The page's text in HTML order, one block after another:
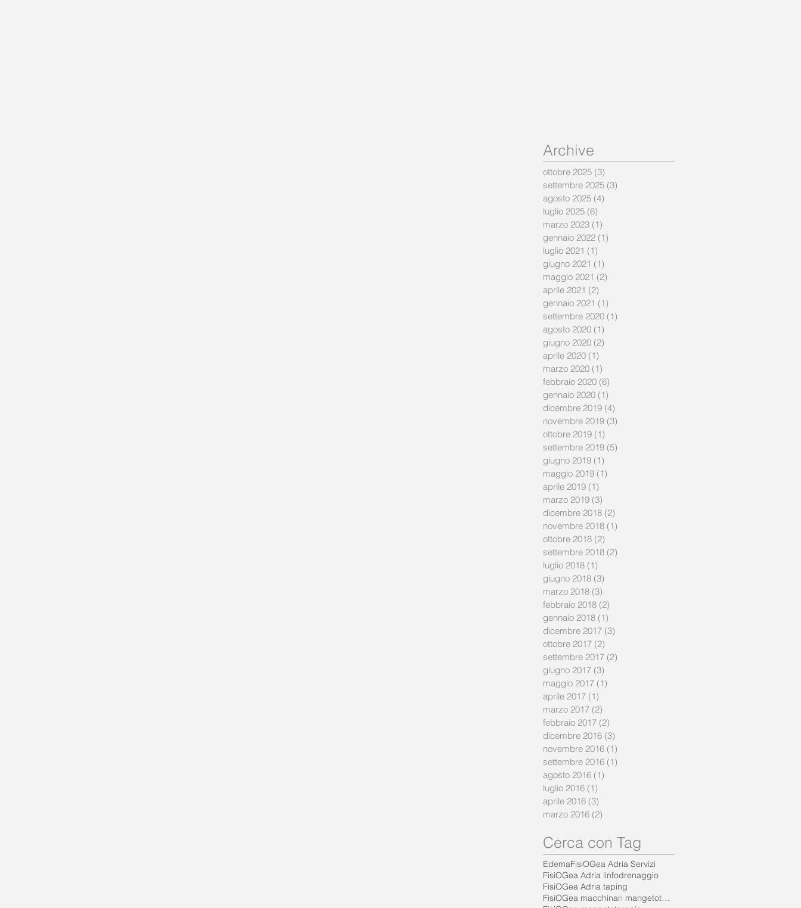
Archive
ottobre 2025 (3)
settembre 2025 (3)
agosto 2025 (4)
luglio 2025 (6)
marzo 2023 (1)
gennaio 2022 (1)
luglio 2021 (1)
giugno 2021 (1)
maggio 2021 (2)
aprile 2021 (2)
gennaio 2021 (1)
settembre 2020 (1)
agosto 2020 (1)
giugno 2020 (2)
aprile 2020 (1)
marzo 2020 (1)
febbraio 2020 (6)
gennaio 2020 (1)
dicembre 2019 (4)
novembre 2019 (3)
ottobre 2019 (1)
settembre 2019 (5)
giugno 2019 (1)
maggio 2019 (1)
aprile 2019 (1)
marzo 2019 (3)
dicembre 2018 (2)
novembre 2018 (1)
ottobre 2018 (2)
settembre 2018 (2)
luglio 2018 (1)
giugno 2018 (3)
marzo 2018 (3)
febbraio 2018 (2)
gennaio 2018 (1)
dicembre 2017 (3)
ottobre 2017 (2)
settembre 2017 (2)
giugno 2017 (3)
maggio 2017 (1)
aprile 2017 (1)
marzo 2017 (2)
febbraio 2017 (2)
dicembre 2016 (3)
novembre 2016 (1)
settembre 2016 (1)
agosto 2016 (1)
luglio 2016 (1)
aprile 2016 (3)
marzo 2016 (2)
Cerca con Tag
EdemaFisiOGea Adria Servizi
FisiOGea Adria linfodrenaggio
FisiOGea Adria taping
FisiOGea macchinari mangetoterapia